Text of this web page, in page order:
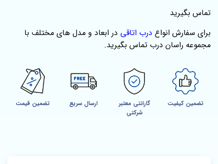
تماس بگیرید
برای سفارش انواع درب اتاقی در ابعاد و مدل های مختلف با
مجموعه راسان درب تماس بگیرید.
تضمین کیفیت
گارانتی معتبر
شرکتی
ارسال سریع تضمین قیمت